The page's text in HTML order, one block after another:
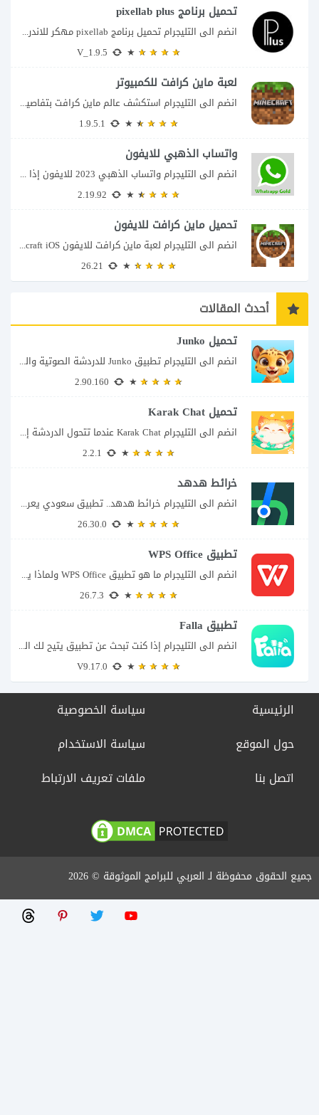
تحميل برنامج pixellab plus
انضم الى التليجرام تحميل برنامج pixellab مهكر للاندرويد يعتبر تطبيق بيكسلاب من اشهر تطبيقات...
لعبة ماين كرافت للكمبيوتر
انضم الى التليجرام استكشف عالم ماين كرافت بتفاصيل مذهلة 🌟 هل أنت مستعد لمغامرة...
واتساب الذهبي للايفون
انضم الى التليجرام واتساب الذهبي 2023 للايفون إذا كنت تبحث عن واتساب الذهبي للايفون...
تحميل ماين كرافت للايفون
انضم الى التليجرام لعبة ماين كرافت للايفون Minecraft iOS تُعد لعبة Minecraft واحدة من...
أحدث المقالات
تحميل Junko
انضم الى التليجرام تطبيق Junko للدردشة الصوتية والتواصل بطريقة أكثر تفاعلاً يأتي تطبيق Junko...
تحميل Karak Chat
انضم الى التليجرام Karak Chat عندما تتحول الدردشة إلى تجربة تفاعلية إذا كنت تبحث...
خرائط هدهد
انضم الى التليجرام خرائط هدهد.. تطبيق سعودي يعرف تفاصيل الطريق قبل أن تبدأ رحلتك...
تطبيق WPS Office
انضم الى التليجرام ما هو تطبيق WPS Office ولماذا يمكن أن يغنيك عن عدة...
تطبيق Falla
انضم الى التليجرام إذا كنت تبحث عن تطبيق يتيح لك الدخول إلى غرف دردشة...
الرئيسية
حول الموقع
اتصل بنا
سياسة الخصوصية
سياسة الاستخدام
ملفات تعريف الارتباط
جميع الحقوق محفوظة لـ العربي للبرامج الموثوقة © 2026